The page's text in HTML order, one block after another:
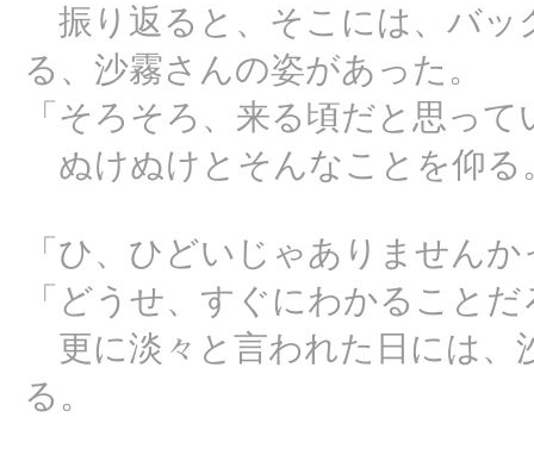
振り返ると、そこには、バッ
る、沙霧さんの姿があった。
「そろそろ、来る頃だと思って
ぬけぬけとそんなことを仰る
「ひ、ひどいじゃありません
「どうせ、すぐにわかること
更に淡々と言われた日には、
る。